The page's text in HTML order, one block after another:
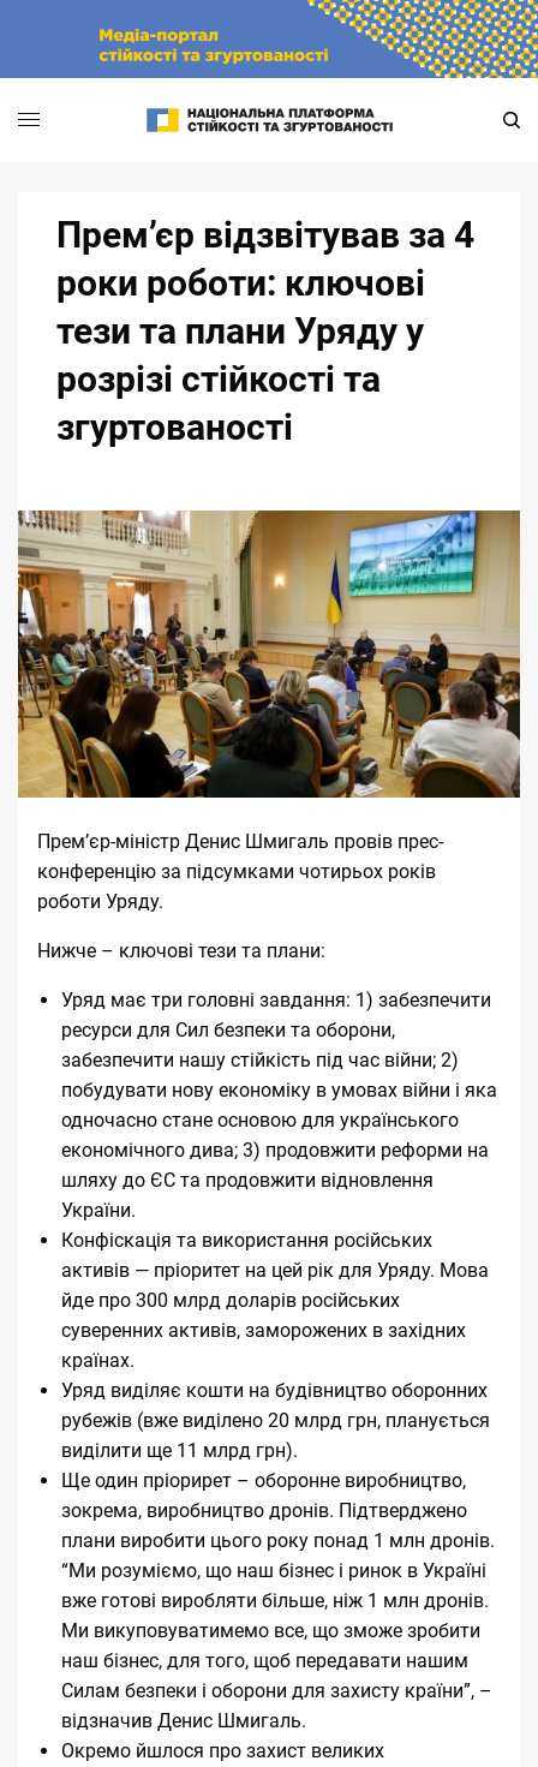
Прем’єр відзвітував за 4
роки роботи: ключові
тези та плани Уряду у
розрізі стійкості та
згуртованості
Прем’єр-міністр Денис Шмигаль провів прес-
конференцію за підсумками чотирьох років
роботи Уряду.
Нижче – ключові тези та плани:
Уряд має три головні завдання: 1) забезпечити
ресурси для Сил безпеки та оборони,
забезпечити нашу стійкість під час війни; 2)
побудувати нову економіку в умовах війни і яка
одночасно стане основою для українського
економічного дива; 3) продовжити реформи на
шляху до ЄС та продовжити відновлення
України.
Конфіскація та використання російських
активів — пріоритет на цей рік для Уряду. Мова
йде про 300 млрд доларів російських
суверенних активів, заморожених в західних
країнах.
Уряд виділяє кошти на будівництво оборонних
рубежів (вже виділено 20 млрд грн, планується
виділити ще 11 млрд грн).
Ще один пріорирет – оборонне виробництво,
зокрема, виробництво дронів. Підтверджено
плани виробити цього року понад 1 млн дронів.
“Ми розуміємо, що наш бізнес і ринок в Україні
вже готові виробляти більше, ніж 1 млн дронів.
Ми викуповуватимемо все, що зможе зробити
наш бізнес, для того, щоб передавати нашим
Силам безпеки і оборони для захисту країни”, –
відзначив Денис Шмигаль.
Окремо йшлося про захист великих